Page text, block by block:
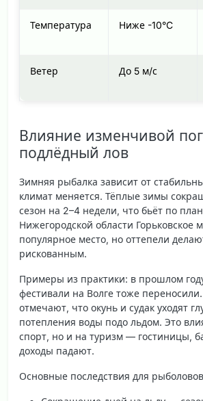
Температура Ниже -10°C
Ветер До 5 м/с
Влияние изменчивой
подлёдный лов
Зимняя рыбалка зависит от
климат меняется. Тёплые зимы
сезон на 2–4 недели, что бьёт по
Нижегородской области Горьковское
популярное место, но оттепели
рискованным.
Примеры из практики: в прошлом
фестивали на Волге тоже
отмечают, что окунь и судак уходят
потепления воды подо льдом. Это
спорт, но и на туризм — гостиницы,
доходы падают.
Основные последствия для